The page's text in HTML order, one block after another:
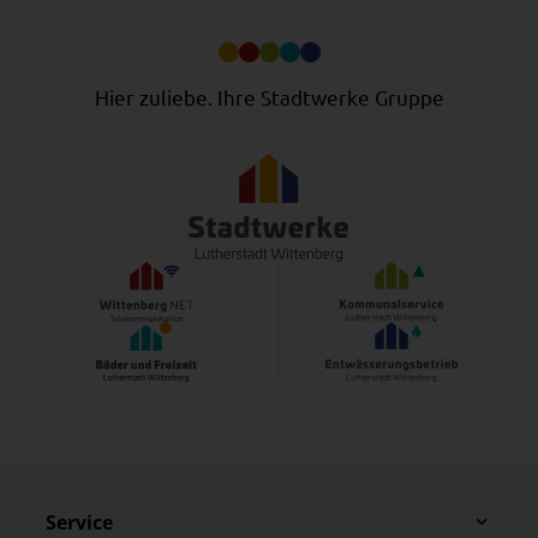
Hier zuliebe. Ihre Stadtwerke Gruppe
Service